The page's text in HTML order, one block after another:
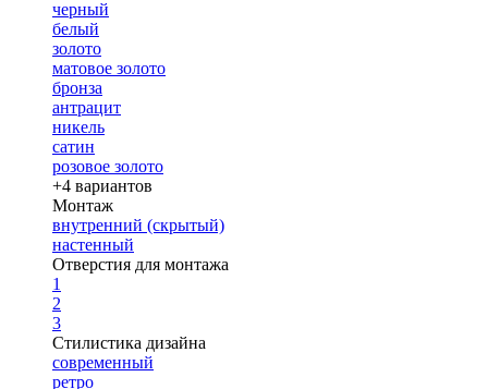
черный
белый
золото
матовое золото
бронза
антрацит
никель
сатин
розовое золото
+4 вариантов
Монтаж
внутренний (скрытый)
настенный
Отверстия для монтажа
1
2
3
Стилистика дизайна
современный
ретро